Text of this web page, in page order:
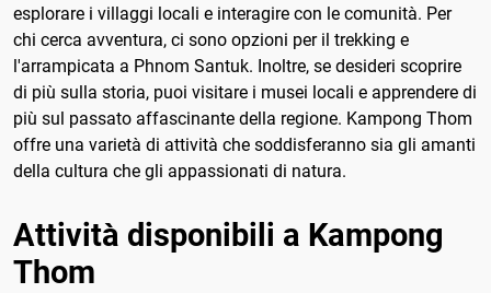
esplorare i villaggi locali e interagire con le comunità. Per
chi cerca avventura, ci sono opzioni per il trekking e
l'arrampicata a Phnom Santuk. Inoltre, se desideri scoprire
di più sulla storia, puoi visitare i musei locali e apprendere di
più sul passato affascinante della regione. Kampong Thom
offre una varietà di attività che soddisferanno sia gli amanti
della cultura che gli appassionati di natura.
Attività disponibili a Kampong
Thom